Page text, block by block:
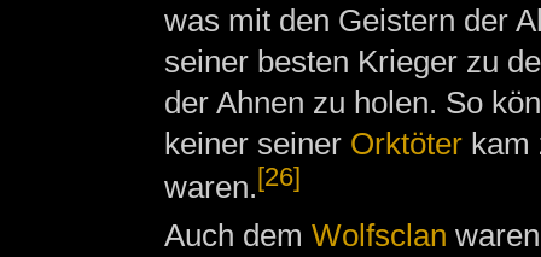
was mit den Geistern der
seiner besten Krieger zu
der Ahnen zu holen. So
keiner seiner Orktöterkam
waren.[26]
Auch dem Wolfsclan